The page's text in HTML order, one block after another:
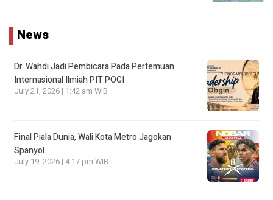
News
Dr. Wahdi Jadi Pembicara Pada Pertemuan
Internasional Ilmiah PIT POGI
July 21, 2026 | 1:42 am WIB
Final Piala Dunia, Wali Kota Metro Jagokan
Spanyol
July 19, 2026 | 4:17 pm WIB